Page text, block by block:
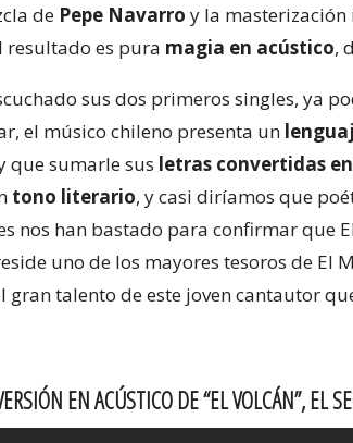
de Pepe Navarro y la
resultado es pura magia en acústico,
sus dos primeros singles, ya
el músico chileno presenta un
que sumarle sus letras convertidas
tono literario, y casi diríamos que
nos han bastado para confirmar que
uno de los mayores tesoros de El
gran talento de este joven cantautor
EN ACÚSTICO DE “EL VOLCÁN”, EL